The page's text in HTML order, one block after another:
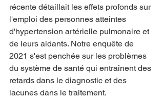
récente détaillait les effets profonds sur
l'emploi des personnes atteintes
d'hypertension artérielle pulmonaire et
de leurs aidants. Notre enquête de
2021 s'est penchée sur les problèmes
du système de santé qui entraînent des
retards dans le diagnostic et des
lacunes dans le traitement.